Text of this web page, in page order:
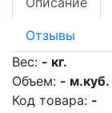
Отзывы
Вес: - кг.
Объем: - м.куб.
Код товара: -